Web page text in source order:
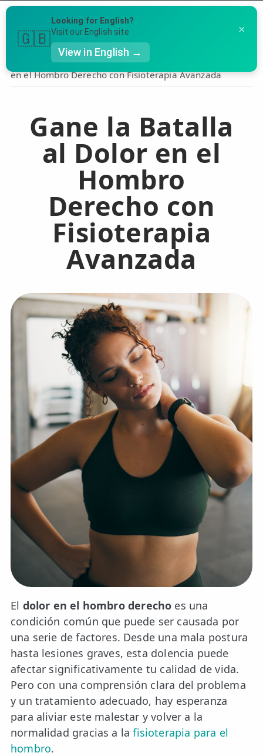
👤 Mi Cuenta
🤔 Preguntas Frecuentes
🔍 Buscador
👩‍⚕️ Fisioterapeutas
🔍 Especialidades
💆‍♀️ Tratamientos
😓 Síntomas
📅 Pedir Cita
🏢 Empresas
UBICACIONES
🔍 Buscador Clínicas
📍 Barrio del Pilar
📍 Chamberí - Centro
📍 Barrio Salamanca
📍 Carabanchel - Usera
📍 Bravo Murillo
📍 Getafe
🛍️ Tienda Bonos
🛍️ Tienda Productos Fisioterapia
🎁 Tarjetas Regalo
🛒 Carrito
❤️ Ofertas
CONTACTO
Llámanos al 91 005 23 63
Ubicación de nuestras clínicas
Preguntas Frecuentes
Dolor de hombro ›
Gane la Batalla al Dolor
en el Hombro Derecho con Fisioterapia Avanzada
Gane la Batalla
al Dolor en el
Hombro
Derecho con
Fisioterapia
Avanzada
El dolor en el hombro derecho es una
condición común que puede ser causada por
una serie de factores. Desde una mala postura
hasta lesiones graves, esta dolencia puede
afectar significativamente tu calidad de vida.
Pero con una comprensión clara del problema
y un tratamiento adecuado, hay esperanza
para aliviar este malestar y volver a la
normalidad gracias a lafisioterapia para el
hombro.
×
🇬🇧
Looking for English?
Visit our English site
View in English →